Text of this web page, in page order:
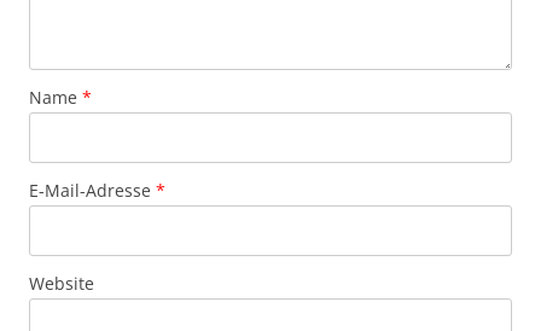
Name *
E-Mail-Adresse *
Website